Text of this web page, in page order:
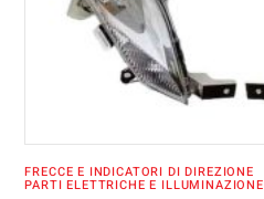
FRECCE E INDICATORI DI DIREZIONE
PARTI ELETTRICHE E ILLUMINAZIONE